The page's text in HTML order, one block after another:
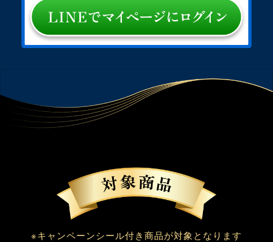
※キャンペーンシール付き商品が対象となります